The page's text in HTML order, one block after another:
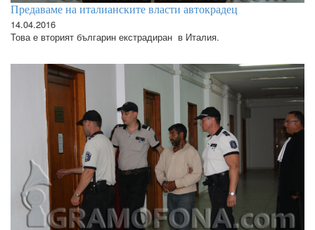
Предаваме на италианските власти автокрадец
14.04.2016
Това е вторият българин екстрадиран в Италия.